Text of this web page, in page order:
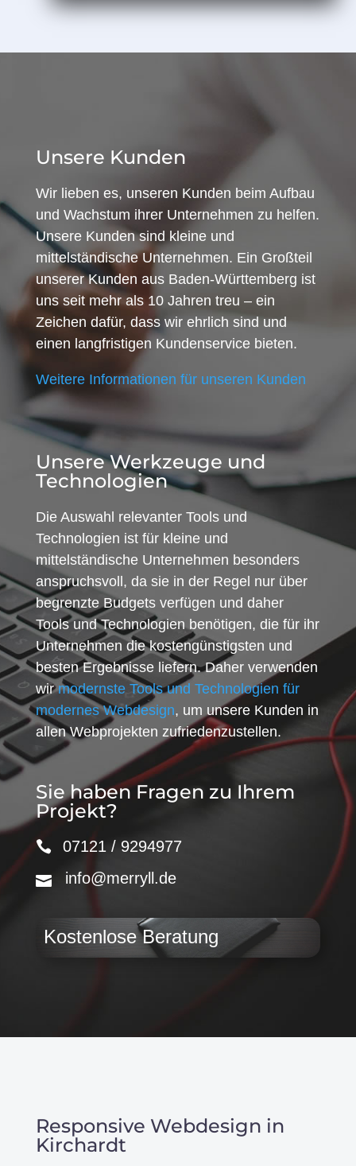
Unsere Kunden
Wir lieben es, unseren Kunden beim Aufbau
und Wachstum ihrer Unternehmen zu helfen.
Unsere Kunden sind kleine und
mittelständische Unternehmen. Ein Großteil
unserer Kunden aus Baden-Württemberg ist
uns seit mehr als 10 Jahren treu – ein
Zeichen dafür, dass wir ehrlich sind und
einen langfristigen Kundenservice bieten.
Weitere Informationen für unseren Kunden
Unsere Werkzeuge und
Technologien
Die Auswahl relevanter Tools und
Technologien ist für kleine und
mittelständische Unternehmen besonders
anspruchsvoll, da sie in der Regel nur über
begrenzte Budgets verfügen und daher
Tools und Technologien benötigen, die für ihr
Unternehmen die kostengünstigsten und
besten Ergebnisse liefern. Daher verwenden
wirmodernste Tools und Technologien für
modernes Webdesign, um unsere Kunden in
allen Webprojekten zufriedenzustellen.
Sie haben Fragen zu Ihrem
Projekt?
07121 / 9294977
info@merryll.de
Kostenlose Beratung
Responsive Webdesign in
Kirchardt